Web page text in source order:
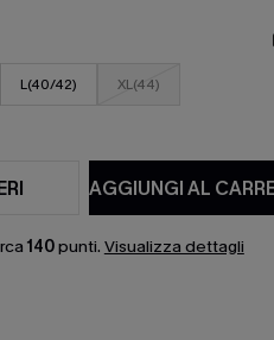
L(40/42) XL(44)
AGGIUNGI AL
140punti. Visualizza dettagli